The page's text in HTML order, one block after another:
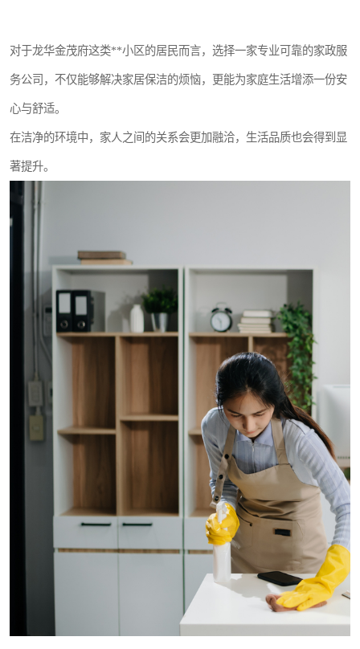
对于龙华金茂府这类**小区的居民而言，选择一家专业可靠的家政服
务公司，不仅能够解决家居保洁的烦恼，更能为家庭生活增添一份安
心与舒适。
在洁净的环境中，家人之间的关系会更加融洽，生活品质也会得到显
著提升。